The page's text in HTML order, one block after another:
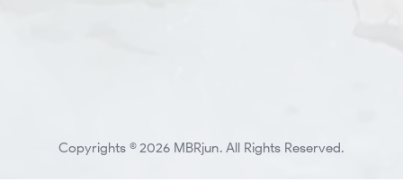
Copyrights © 2026 MBRjun. All Rights Reserved.